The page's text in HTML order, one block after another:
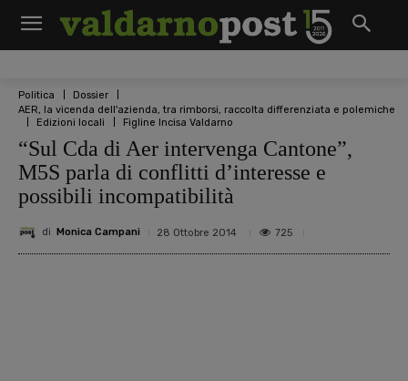
Politica
Dossier
AER, la vicenda dell'azienda, tra rimborsi, raccolta differenziata e polemiche
Edizioni locali
Figline Incisa Valdarno
“Sul Cda di Aer intervenga Cantone”,
M5S parla di conflitti d’interesse e
possibili incompatibilità
di Monica Campani 28 Ottobre 2014 725